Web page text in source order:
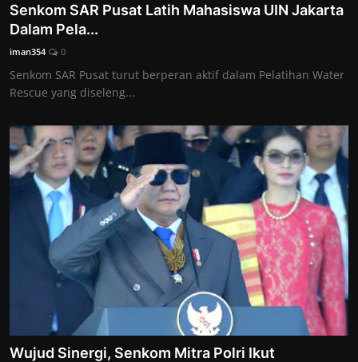
Senkom SAR Pusat Latih Mahasiswa UIN Jakarta
Dalam Pela...
iman354 0
Senkom SAR Pusat turut berperan aktif dalam Pelatihan Water
Rescue yang diseleng...
Wujud Sinergi, Senkom Mitra Polri Ikut